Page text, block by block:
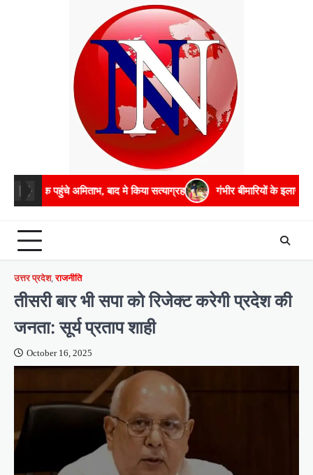
अमिताभ, बाद मे किया सत्याग्रह गंभीर बीमारियों के इलाज में भरपूर मदद
उत्तर प्रदेश,राजनीति
तीसरी बार भी सपा को रिजेक्ट करेगी प्रदेश की
जनता: सूर्य प्रताप शाही
October 16, 2025